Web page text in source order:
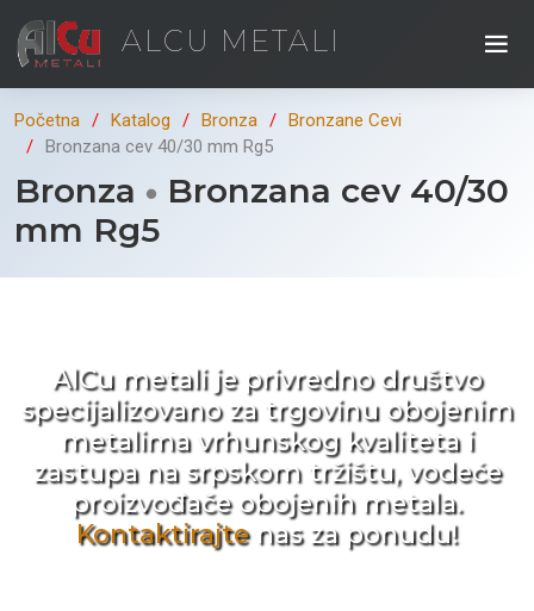
ALCU METALI
Početna Katalog Bronza
Bronzane Cevi
Bronzana cev 40/30 mm Rg5
Bronza
Bronzana cev 40/30
mm Rg5
AlCu metali je privredno društvo
specijalizovano za trgovinu obojenim
metalima vrhunskog kvaliteta i
zastupa na srpskom tržištu, vodeće
proizvođače obojenih metala.
Kontaktirajtenas za ponudu!